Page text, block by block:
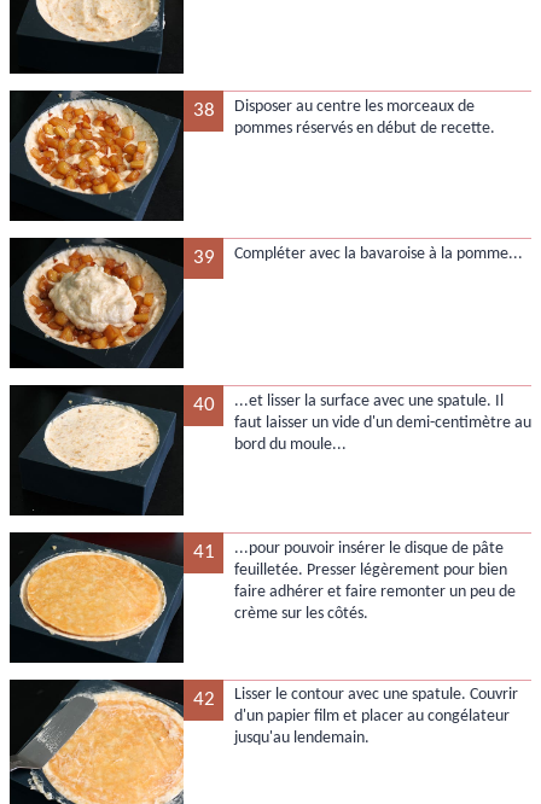
38
Disposer au centre les morceaux de
pommes réservés en début de recette.
39 Compléter avec la bavaroise à la pomme...
40
...et lisser la surface avec une spatule. Il
faut laisser un vide d'un demi-centimètre au
bord du moule...
41
...pour pouvoir insérer le disque de pâte
feuilletée. Presser légèrement pour bien
faire adhérer et faire remonter un peu de
crème sur les côtés.
42
Lisser le contour avec une spatule. Couvrir
d'un papier film et placer au congélateur
jusqu'au lendemain.